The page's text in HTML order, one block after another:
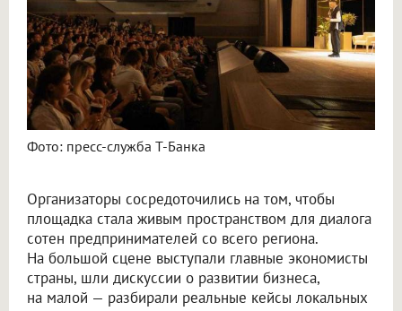
Фото: пресс-служба Т-Банка
Организаторы сосредоточились на том, чтобы
площадка стала живым пространством для диалога
сотен предпринимателей со всего региона.
На большой сцене выступали главные экономисты
страны, шли дискуссии о развитии бизнеса,
на малой — разбирали реальные кейсы локальных